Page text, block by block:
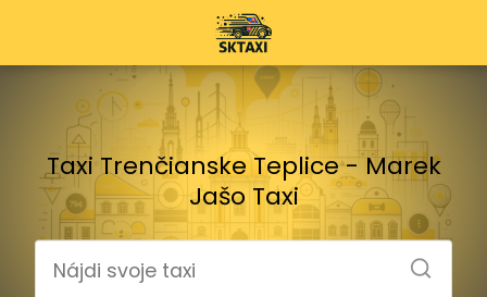
Taxi Trenčianske Teplice - Marek
Jašo Taxi